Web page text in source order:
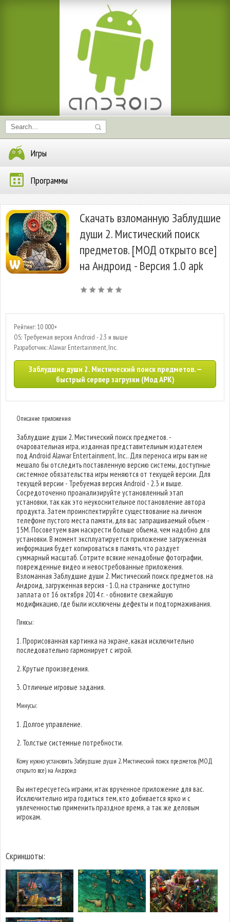
Игры
Программы
Скачать взломанную Заблудшие
души 2. Мистический поиск
предметов. [МОД открыто все]
на Андроид - Версия 1.0 apk
Рейтинг: 10 000+
OS: Требуемая версия Android - 2.3 и выше
Разработчик: Alawar Entertainment, Inc.
Заблудшие души 2. Мистический поиск предметов. —
быстрый сервер загрузки (Мод APK)
Описание приложения
Заблудшие души 2. Мистический поиск предметов. -
очаровательная игра, изданная представительным издателем
под Android Alawar Entertainment, Inc.. Для переноса игры вам не
мешало бы отследить поставленную версию системы, доступные
системное обязательства игры меняются от текущей версии. Для
текущей версии - Требуемая версия Android - 2.3 и выше.
Сосредоточенно проанализируйте установленный этап
установки, так как это неукоснительное постановление автора
продукта. Затем проинспектируйте существование на личном
телефоне пустого места памяти, для вас запрашиваемый объем -
15M. Посоветуем вам наскрести больше объема, чем надобно для
установки. В момент эксплуатируется приложение загруженная
информация будет копироваться в память, что раздует
суммарный масштаб. Сотрите всякие ненадобные фотографии,
поврежденные видео и невостребованные приложения.
Взломанная Заблудшие души 2. Мистический поиск предметов. на
Андроид, загруженная версия - 1.0, на страничке доступно
заплата от 16 октября 2014 г. - обновите свежайшую
модификацию, где были исключены дефекты и подтормаживания.
Плюсы:
1. Прорисованная картинка на экране, какая исключительно
последовательно гармонирует с игрой.
2. Крутые произведения.
3. Отличные игровые задания.
Минусы:
1. Долгое управление.
2. Толстые системные потребности.
Кому нужно установить Заблудшие души 2. Мистический поиск предметов. (МОД
открыто все) на Андроид
Вы интересуетесь играми, итак врученное приложение для вас.
Исключительно игра годиться тем, кто добивается ярко и с
увлеченностью применить праздное время, а так же деловым
игрокам.
Скриншоты: